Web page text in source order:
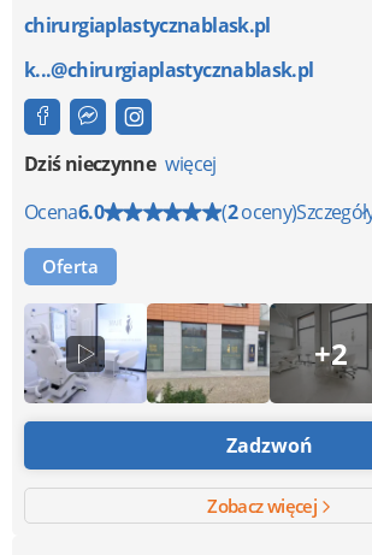
chirurgiaplastycznablask.pl
k...@chirurgiaplastycznablask.pl
Dziś nieczynne więcej
Ocena6.0 (2oceny)
Oferta
+2
Zadzwoń
Zobacz więcej